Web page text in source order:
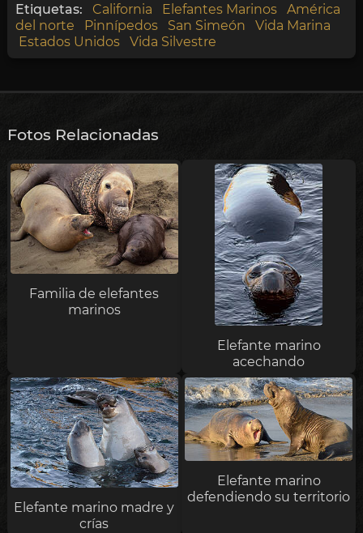
Etiquetas: California Elefantes Marinos
América
del norte
Pinnípedos San Simeón
Vida Marina
Estados Unidos
Vida Silvestre
Fotos Relacionadas
Familia de elefantes
marinos
Elefante marino
acechando
Elefante marino madre y
crías
Elefante marino
defendiendo su territorio